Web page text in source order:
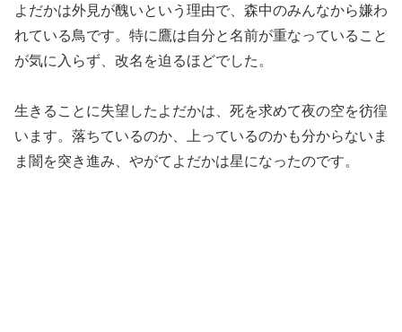
よだかは外見が醜いという理由で、森中のみんなから嫌わ
れている鳥です。特に鷹は自分と名前が重なっていること
が気に入らず、改名を迫るほどでした。
生きることに失望したよだかは、死を求めて夜の空を彷徨
います。落ちているのか、上っているのかも分からないま
ま闇を突き進み、やがてよだかは星になったのです。